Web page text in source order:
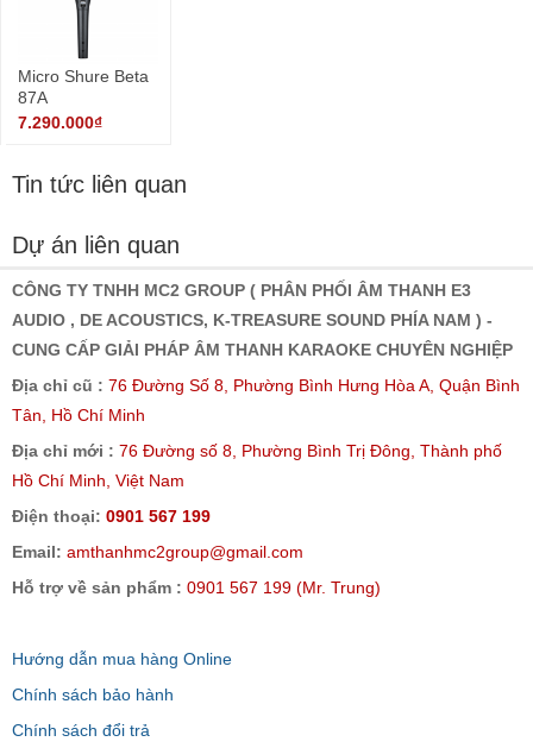
Micro Shure Beta
87A
7.290.000₫
Tin tức liên quan
Dự án liên quan
CÔNG TY TNHH MC2 GROUP ( PHÂN PHỐI ÂM THANH E3
AUDIO , DE ACOUSTICS, K-TREASURE SOUND PHÍA NAM ) -
CUNG CẤP GIẢI PHÁP ÂM THANH KARAOKE CHUYÊN NGHIỆP
Địa chỉ cũ : 76 Đường Số 8, Phường Bình Hưng Hòa A, Quận Bình
Tân, Hồ Chí Minh
Địa chỉ mới : 76 Đường số 8, Phường Bình Trị Đông, Thành phố
Hồ Chí Minh, Việt Nam
Điện thoại: 0901 567 199
Email: amthanhmc2group@gmail.com
Hỗ trợ về sản phẩm : 0901 567 199 (Mr. Trung)
Hướng dẫn mua hàng Online
Chính sách bảo hành
Chính sách đổi trả